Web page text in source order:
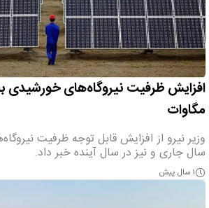
مگاوات
وزیر نیرو از افزایش قابل توجه ظرفیت
سال جاری و نیز در سال آینده خبر داد.
۱ سال پیش